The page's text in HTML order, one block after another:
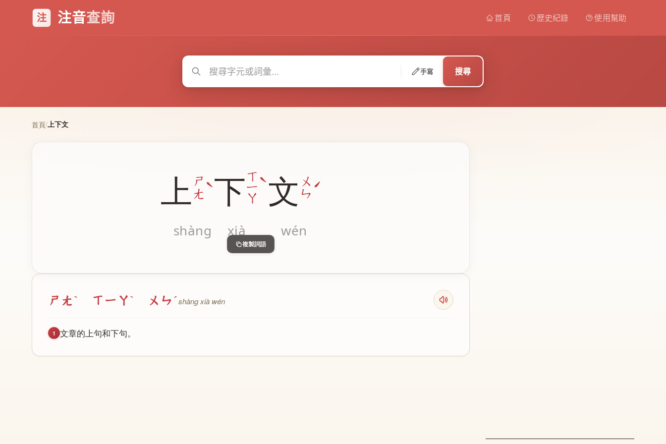
注 注音查詢 首頁 歷史紀錄 使用幫助
手寫 搜尋
首頁/上下文
上 ㄕ
ㄤˋ
shàng
下ㄒ
ㄧ
ㄚ
ˋ
xià
文 ㄨ
ㄣˊ
wén
複製詞語
ㄕㄤˋ ㄒㄧㄚˋ ㄨㄣˊshàng xià wén
1 文章的上句和下句。